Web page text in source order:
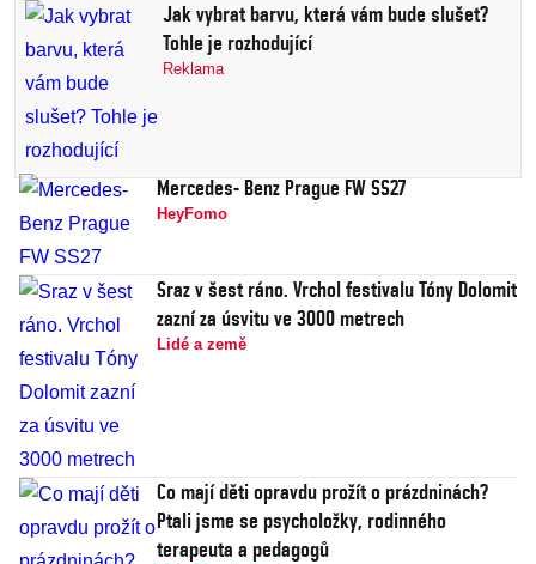
Jak vybrat barvu, která vám bude slušet?
Tohle je rozhodující
Reklama
Mercedes- Benz Prague FW SS27
HeyFomo
Sraz v šest ráno. Vrchol festivalu Tóny Dolomit
zazní za úsvitu ve 3000 metrech
Lidé a země
Co mají děti opravdu prožít o prázdninách?
Ptali jsme se psycholožky, rodinného
terapeuta a pedagogů